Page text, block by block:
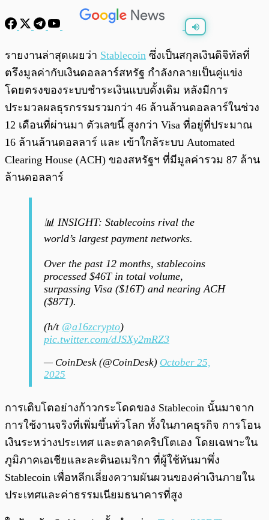
พร้อมเล่น 0:00 / 0:00
รายงานล่าสุดเผยว่า Stablecoin ซึ่งเป็นสกุลเงินดิจิทัลที่
ตรึงมูลค่ากับเงินดอลลาร์สหรัฐ กำลังกลายเป็นคู่แข่ง
โดยตรงของระบบชำระเงินแบบดั้งเดิม หลังมีการ
ประมวลผลธุรกรรมรวมกว่า 46 ล้านล้านดอลลาร์ในช่วง
12 เดือนที่ผ่านมา ตัวเลขนี้ สูงกว่า Visa ที่อยู่ที่ประมาณ
16 ล้านล้านดอลลาร์ และ เข้าใกล้ระบบ Automated
Clearing House (ACH) ของสหรัฐฯ ที่มีมูลค่ารวม 87 ล้าน
ล้านดอลลาร์
📊 INSIGHT: Stablecoins rival the
world’s largest payment networks.
Over the past 12 months, stablecoins
processed $46T in total volume,
surpassing Visa ($16T) and nearing ACH
($87T).
(h/t @a16zcrypto)
pic.twitter.com/dJSXy2mRZ3
— CoinDesk (@CoinDesk) October 25,
2025
การเติบโตอย่างก้าวกระโดดของ Stablecoin นั้นมาจาก
การใช้งานจริงที่เพิ่มขึ้นทั่วโลก ทั้งในภาคธุรกิจ การโอน
เงินระหว่างประเทศ และตลาดคริปโตเอง โดยเฉพาะใน
ภูมิภาคเอเชียและละตินอเมริกา ที่ผู้ใช้หันมาพึ่ง
Stablecoin เพื่อหลีกเลี่ยงความผันผวนของค่าเงินภายใน
ประเทศและค่าธรรมเนียมธนาคารที่สูง